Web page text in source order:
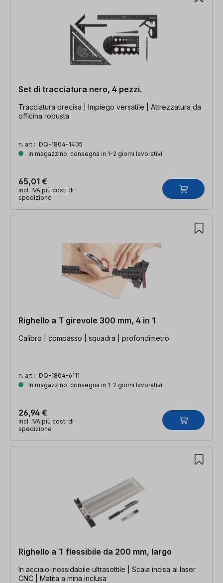
Set di tracciatura nero, 4 pezzi.
Tracciatura precisa | Impiego versatile | Attrezzatura da
officina robusta
n. art.: DQ-1804-1405
In magazzino, consegna in 1-2 giorni lavorativi
65,01 €
incl. IVA più costi di
spedizione
Righello a T girevole 300 mm, 4 in 1
Calibro | compasso | squadra | profondimetro
n. art.: DQ-1804-6111
In magazzino, consegna in 1-2 giorni lavorativi
26,94 €
incl. IVA più costi di
spedizione
Righello a T flessibile da 200 mm, largo
In acciaio inossidabile ultrasottile | Scala incisa al laser
CNC | Matita a mina inclusa